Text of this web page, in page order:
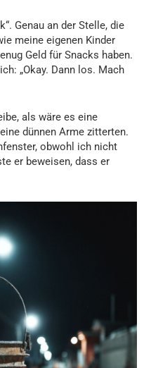
Genau an der Stelle, die
meine eigenen Kinder
Geld für Snacks haben.
„Okay. Dann los. Mach
als wäre es eine
dünnen Arme zitterten.
obwohl ich nicht
er beweisen, dass er